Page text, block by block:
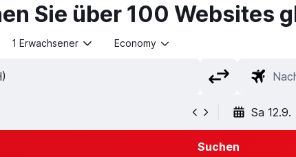
Sie über 100 Websites
1 Erwachsener Economy
Sa 12.9.
Suchen